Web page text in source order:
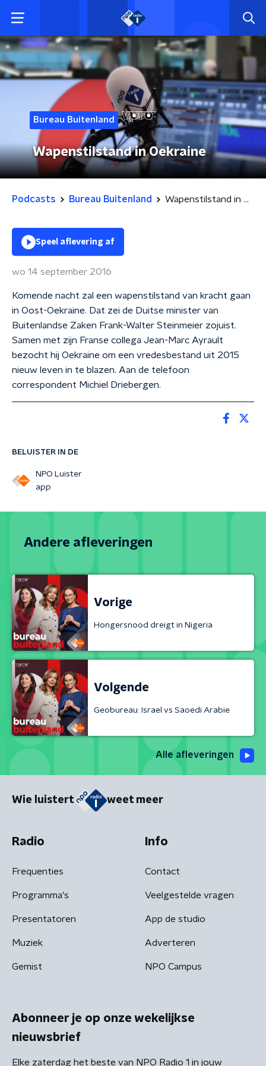
Bureau Buitenland
Wapenstilstand in Oekraine
Podcasts Bureau Buitenland Wapenstilstand in Oekraine
BELUISTER IN DE
NPO Luister
app
Speel aflevering af
wo 14 september 2016
Komende nacht zal een wapenstilstand van kracht gaan
in Oost-Oekraine. Dat zei de Duitse minister van
Buitenlandse Zaken Frank-Walter Steinmeier zojuist.
Samen met zijn Franse collega Jean-Marc Ayrault
bezocht hij Oekraine om een vredesbestand uit 2015
nieuw leven in te blazen. Aan de telefoon
correspondent Michiel Driebergen.
Andere afleveringen
Vorige
Hongersnood dreigt in Nigeria
Volgende
Geobureau: Israel vs Saoedi Arabie
Alle afleveringen
Wie luistert weet meer
Radio
Frequenties
Programma's
Presentatoren
Muziek
Gemist
Info
Contact
Veelgestelde vragen
App de studio
Adverteren
NPO Campus
Abonneer je op onze wekelijkse
nieuwsbrief
Elke zaterdag het beste van NPO Radio 1 in jouw